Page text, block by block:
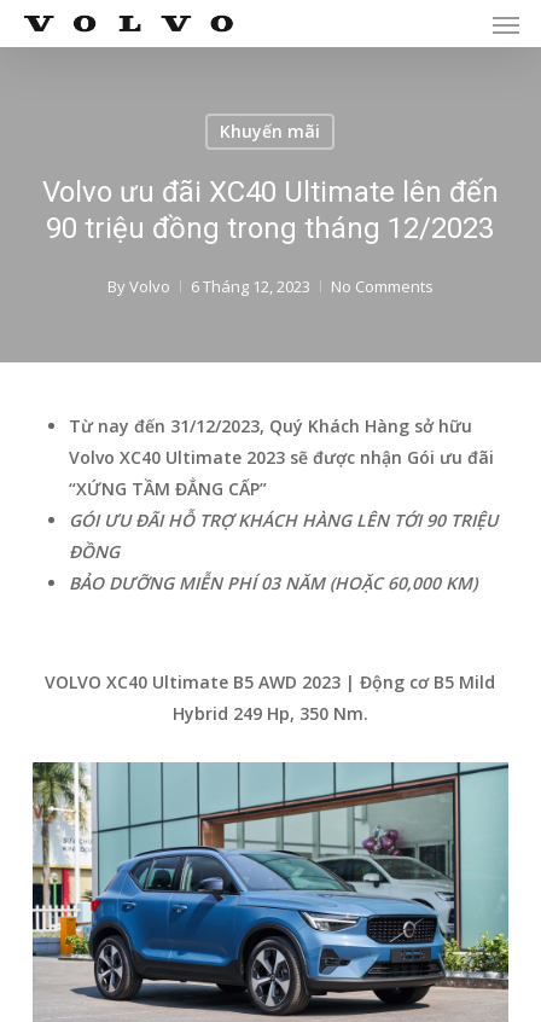
Skip
to
Khuyến mãi
Volvo ưu đãi XC40 Ultimate lên đến
90 triệu đồng trong tháng 12/2023
ByVolvo 6 Tháng 12, 2023 No Comments
Từ nay đến 31/12/2023, Quý Khách Hàng sở hữu
Volvo XC40 Ultimate 2023 sẽ được nhận Gói ưu đãi
“XỨNG TẦM ĐẲNG CẤP”
GÓI ƯU ĐÃI HỖ TRỢ KHÁCH HÀNG LÊN TỚI 90 TRIỆU
ĐỒNG
BẢO DƯỠNG MIỄN PHÍ 03 NĂM (HOẶC 60,000 KM)
VOLVO XC40 Ultimate B5 AWD 2023 | Động cơ B5 Mild
Hybrid 249 Hp, 350 Nm.
Menu